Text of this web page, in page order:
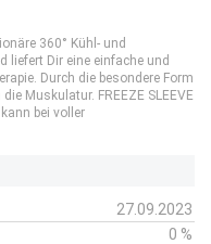
360° Kühl- und
liefert Dir eine einfache und
Durch die besondere Form
Muskulatur. FREEZE SLEEVE
bei voller
27.09.2023
0 %